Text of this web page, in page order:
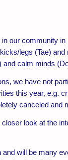
in our community
legs (Tae) and
and calm minds
we have not
this year, e.g.
canceled and
look at the
and will be many